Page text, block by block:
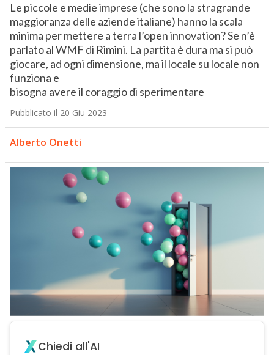
Le piccole e medie imprese (che sono la stragrande
maggioranza delle aziende italiane) hanno la scala
minima per mettere a terra l’open innovation? Se n’è
parlato al WMF di Rimini. La partita è dura ma si può
giocare, ad ogni dimensione, ma il locale su locale non
funziona e
bisogna avere il coraggio di sperimentare
Pubblicato il 20 Giu 2023
Alberto Onetti
Chiedi all'AI